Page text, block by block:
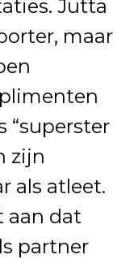
Jutta
maar
“superster
zijn
als atleet.
aan dat
partner